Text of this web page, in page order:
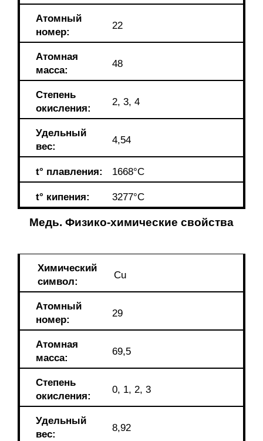
Атомный
номер:
22
Атомная
масса:
48
Степень
окисления:
2, 3, 4
Удельный
вес:
4,54
t° плавления: 1668°C
t° кипения: 3277°C
Медь. Физико-химические свойства
Химический
символ:
Сu
Атомный
номер:
29
Атомная
масса:
69,5
Степень
окисления:
0, 1, 2, 3
Удельный
вес:
8,92